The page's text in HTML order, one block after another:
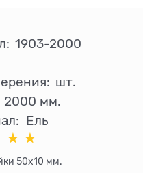
1903-2000
шт.
2000 мм.
Ель
50х10 мм.